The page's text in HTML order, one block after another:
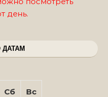
день.
ДАТАМ
Сб Вс